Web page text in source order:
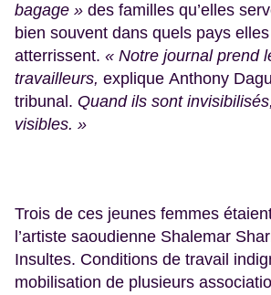
bagage » des familles qu’elles
bien souvent dans quels pays elles
atterrissent. « Notre journal prend
travailleurs, explique Anthony
tribunal. Quand ils sont
visibles. »
Trois de ces jeunes femmes
l’artiste saoudienne Shalemar
Insultes. Conditions de travail
mobilisation de plusieurs